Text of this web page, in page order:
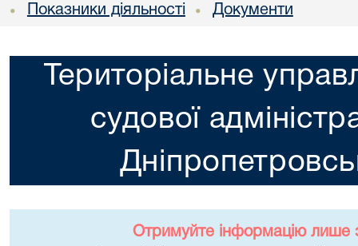
• Показники діяльності • Документи
Територіальне
судової
Отримуйте інформацію лише